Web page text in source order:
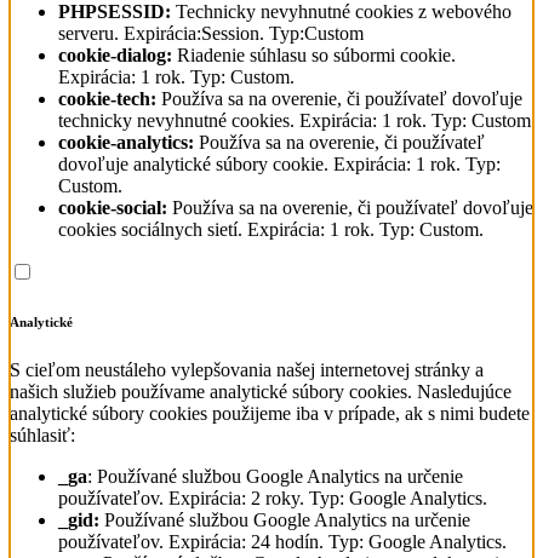
PHPSESSID: Technicky nevyhnutné cookies z webového
serveru. Expirácia:Session. Typ:Custom
cookie-dialog: Riadenie súhlasu so súbormi cookie.
Expirácia: 1 rok. Typ: Custom.
cookie-tech: Používa sa na overenie, či používateľ dovoľuje
technicky nevyhnutné cookies. Expirácia: 1 rok. Typ: Custom
cookie-analytics: Používa sa na overenie, či používateľ
dovoľuje analytické súbory cookie. Expirácia: 1 rok. Typ:
Custom.
cookie-social: Používa sa na overenie, či používateľ dovoľuje
cookies sociálnych sietí. Expirácia: 1 rok. Typ: Custom.
Analytické
S cieľom neustáleho vylepšovania našej internetovej stránky a
našich služieb používame analytické súbory cookies. Nasledujúce
analytické súbory cookies použijeme iba v prípade, ak s nimi budete
súhlasiť:
_ga: Používané službou Google Analytics na určenie
používateľov. Expirácia: 2 roky. Typ: Google Analytics.
_gid: Používané službou Google Analytics na určenie
používateľov. Expirácia: 24 hodín. Typ: Google Analytics.